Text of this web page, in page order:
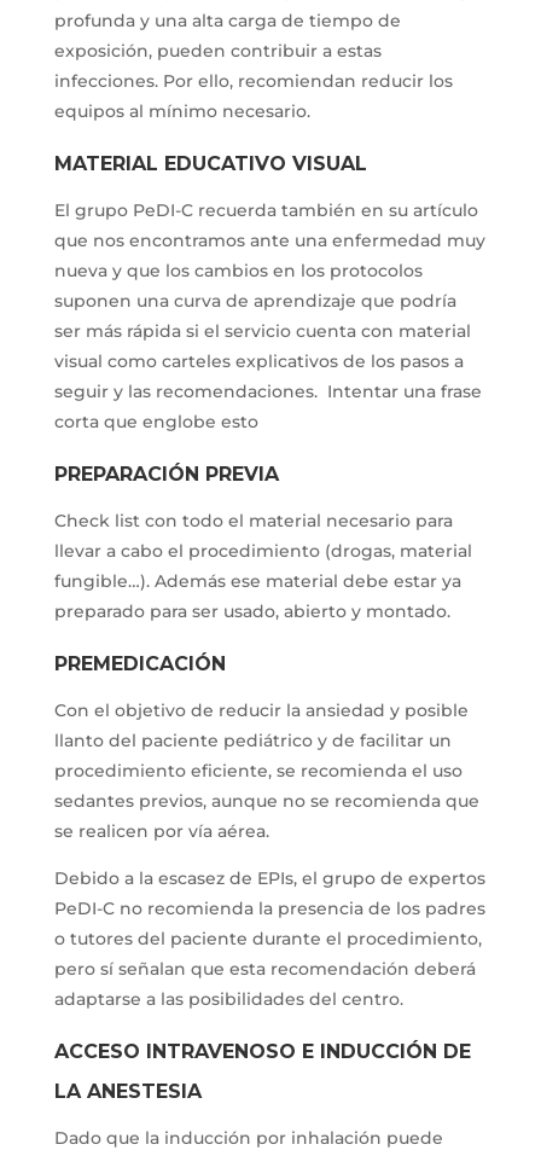
profunda y una alta carga de tiempo de
exposición, pueden contribuir a estas
infecciones. Por ello, recomiendan reducir los
equipos al mínimo necesario.
MATERIAL EDUCATIVO VISUAL
El grupo PeDI-C recuerda también en su artículo
que nos encontramos ante una enfermedad muy
nueva y que los cambios en los protocolos
suponen una curva de aprendizaje que podría
ser más rápida si el servicio cuenta con material
visual como carteles explicativos de los pasos a
seguir y las recomendaciones. Intentar una frase
corta que englobe esto
PREPARACIÓN PREVIA
Check list con todo el material necesario para
llevar a cabo el procedimiento (drogas, material
fungible…). Además ese material debe estar ya
preparado para ser usado, abierto y montado.
PREMEDICACIÓN
Con el objetivo de reducir la ansiedad y posible
llanto del paciente pediátrico y de facilitar un
procedimiento eficiente, se recomienda el uso
sedantes previos, aunque no se recomienda que
se realicen por vía aérea.
Debido a la escasez de EPIs, el grupo de expertos
PeDI-C no recomienda la presencia de los padres
o tutores del paciente durante el procedimiento,
pero sí señalan que esta recomendación deberá
adaptarse a las posibilidades del centro.
ACCESO INTRAVENOSO E INDUCCIÓN DE
LA ANESTESIA
Dado que la inducción por inhalación puede